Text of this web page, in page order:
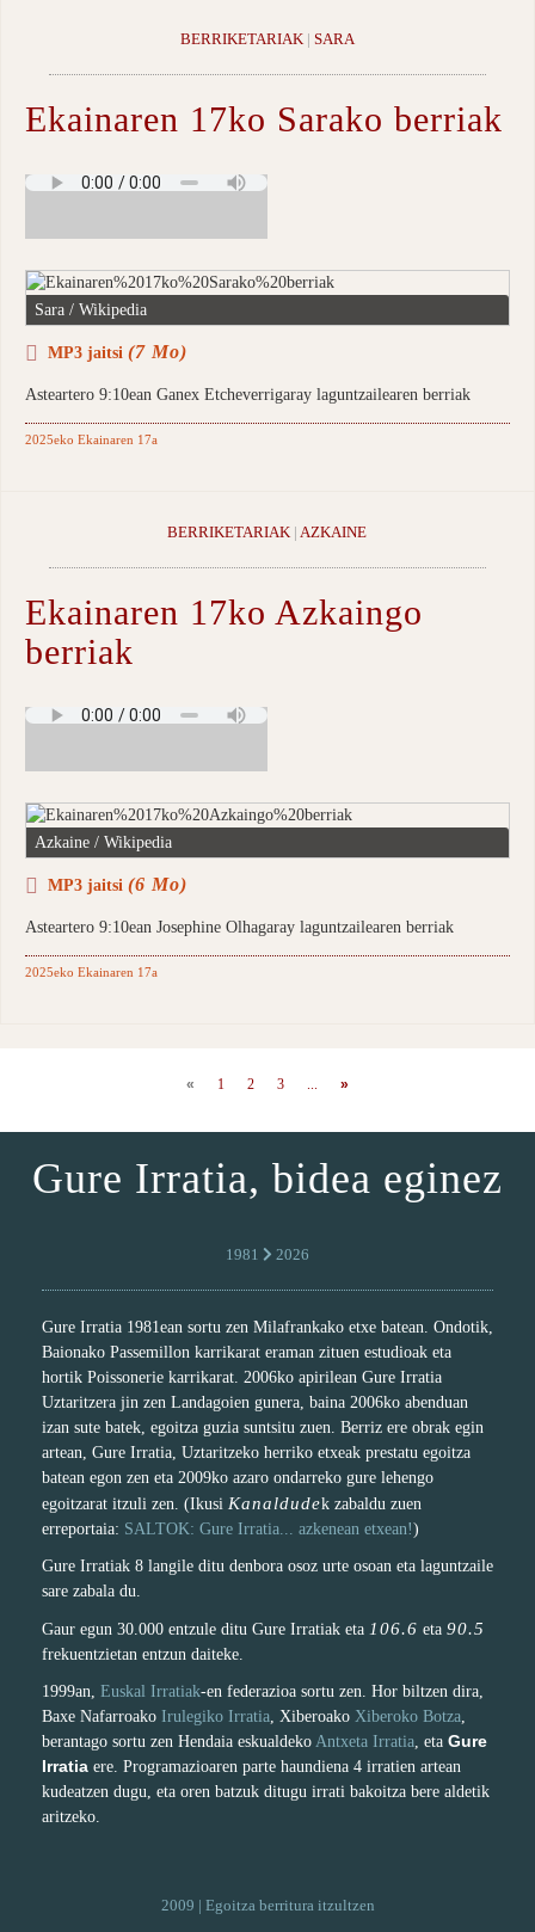
BERRIKETARIAK| SARA
Ekainaren 17ko Sarako berriak
Sara / Wikipedia
MP3 jaitsi (7 Mo)
Asteartero 9:10ean Ganex Etcheverrigaray laguntzailearen berriak
2025eko Ekainaren 17a
BERRIKETARIAK |AZKAINE
Ekainaren 17ko Azkaingo
berriak
Azkaine / Wikipedia
MP3 jaitsi (6 Mo)
Asteartero 9:10ean Josephine Olhagaray laguntzailearen berriak
2025eko Ekainaren 17a
« 1 2 3 ... »
Gure Irratia, bidea eginez
1981 2026
Gure Irratia 1981ean sortu zen Milafrankako etxe batean. Ondotik,
Baionako Passemillon karrikarat eraman zituen estudioak eta
hortik Poissonerie karrikarat. 2006ko apirilean Gure Irratia
Uztaritzera jin zen Landagoien gunera, baina 2006ko abenduan
izan sute batek, egoitza guzia suntsitu zuen. Berriz ere obrak egin
artean, Gure Irratia, Uztaritzeko herriko etxeak prestatu egoitza
batean egon zen eta 2009ko azaro ondarreko gure lehengo
egoitzarat itzuli zen. (Ikusi Kanaldudek zabaldu zuen
erreportaia: SALTOK: Gure Irratia... azkenean etxean!)
Gure Irratiak 8 langile ditu denbora osoz urte osoan eta laguntzaile
sare zabala du.
Gaur egun 30.000 entzule ditu Gure Irratiak eta 106.6 eta 90.5
frekuentzietan entzun daiteke.
1999an, Euskal Irratiak-en federazioa sortu zen. Hor biltzen dira,
Baxe Nafarroako Irulegiko Irratia, Xiberoako Xiberoko Botza,
berantago sortu zen Hendaia eskualdeko Antxeta Irratia, eta Gure
Irratia ere. Programazioaren parte haundiena 4 irratien artean
kudeatzen dugu, eta oren batzuk ditugu irrati bakoitza bere aldetik
aritzeko.
2009 | Egoitza berritura itzultzen